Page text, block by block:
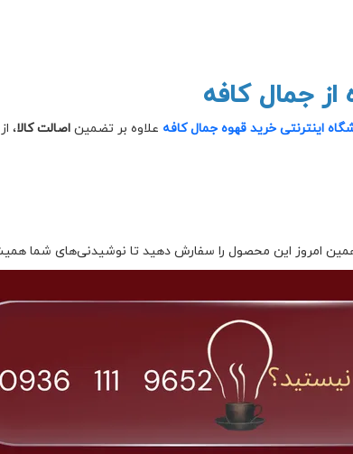
جمال کافه
اینترنتی خرید قهوه جمال کافه علاوه بر تضمین اصالت کالا،
همین امروز این محصول را سفارش دهید تا نوشیدنی‌های شما